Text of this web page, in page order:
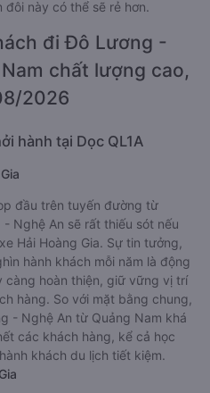
này có thể sẽ rẻ hơn.
đi Đô Lương -
chất lượng cao,
2026
hành tại Dọc QL1A
đầu trên tuyến đường từ
Nghệ An sẽ rất thiếu sót nếu
Hải Hoàng Gia. Sự tin tưởng,
hành khách mỗi năm là động
càng hoàn thiện, giữ vững vị trí
hàng. So với mặt bằng chung,
- Nghệ An từ Quảng Nam khá
các khách hàng, kể cả học
khách du lịch tiết kiệm.